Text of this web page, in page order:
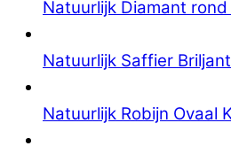
Natuurlijk Diamant
Natuurlijk Saffier
Natuurlijk Robijn Ovaal